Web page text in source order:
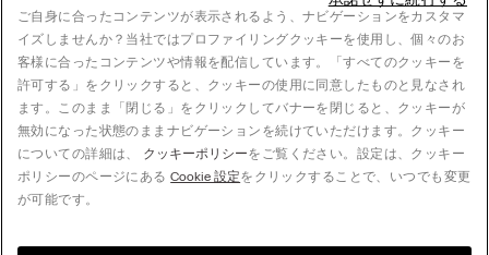
法律に関する情報
採用情報
法的情報
お支払い
© CALZEDONIA Japan K.K., 5F S-FRONT Yoyogi, 5-21-12 Sendagaya, Shibuya-ku, 151-
ご自身に合ったコンテンツが表示されるよう、ナビゲーションをカスタマ
イズしませんか？当社ではプロファイリングクッキーを使用し、個々のお
客様に合ったコンテンツや情報を配信しています。「すべてのクッキーを
許可する」をクリックすると、クッキーの使用に同意したものと見なされ
ます。このまま「閉じる」をクリックしてバナーを閉じると、クッキーが
無効になった状態のままナビゲーションを続けていただけます。クッキー
についての詳細は、 クッキーポリシーをご覧ください。設定は、クッキー
ポリシーのページにあるCookie 設定をクリックすることで、いつでも変更
が可能です。